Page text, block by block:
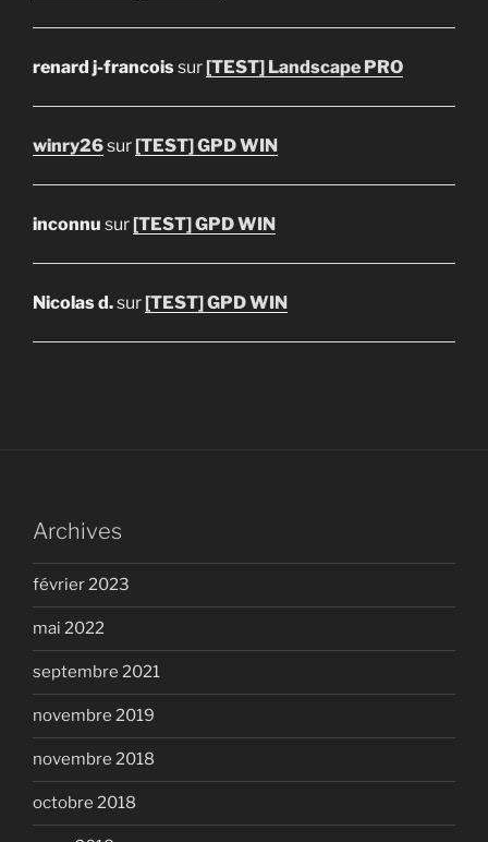
renard j-francoissur[TEST] Landscape PRO
winry26sur[TEST] GPD WIN
inconnu sur[TEST] GPD WIN
Nicolas d.sur[TEST] GPD WIN
Archives
février 2023
mai 2022
septembre 2021
novembre 2019
novembre 2018
octobre 2018